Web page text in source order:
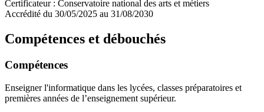
Certificateur : Conservatoire national des arts et métiers
Accrédité du 30/05/2025 au 31/08/2030
Compétences et débouchés
Compétences
Enseigner l'informatique dans les lycées, classes préparatoires et
premières années de l’enseignement supérieur.